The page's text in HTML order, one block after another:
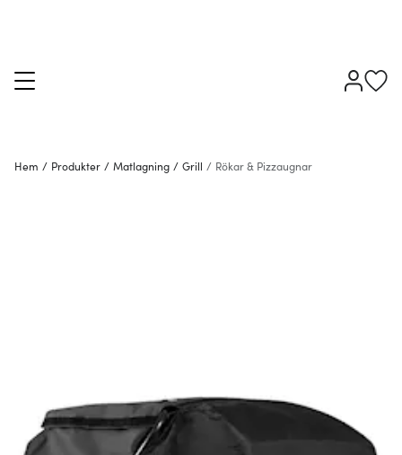
Hem / Produkter / Matlagning / Grill / Rökar & Pizzaugnar